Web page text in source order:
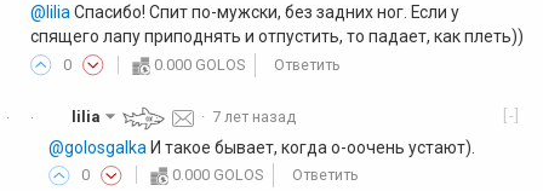
@liliaСпасибо! Спит по-мужски, без задних ног. Если у
спящего лапу приподнять и отпустить, то падает, как плеть))
0 0.000 GOLOS Ответить
·
· [-]
lilia · 7 лет назад
@golosgalka И такое бывает, когда о-оочень устают).
0 0.000 GOLOS Ответить